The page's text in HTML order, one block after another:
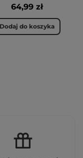
64,99 zł
Dodaj do koszyka